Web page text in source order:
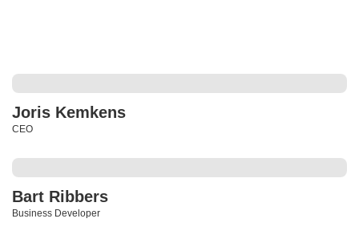
Joris Kemkens
CEO
Bart Ribbers
Business Developer